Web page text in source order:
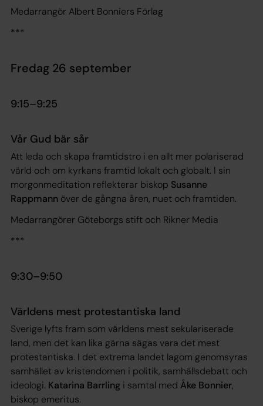
Medarrangör Albert Bonniers Förlag
***
Fredag 26 september
9:15–9:25
Vår Gud bär sår
Att leda och skapa framtidstro i en allt mer polariserad
värld och om kyrkans framtid lokalt och globalt. I sin
morgonmeditation reflekterar biskop Susanne
Rappmann över de gångna åren, nuet och framtiden.
Medarrangörer Göteborgs stift och Rikner Media
***
9:30–9:50
Världens mest protestantiska land
Sverige lyfts fram som världens mest sekulariserade
land, men det kan lika gärna sägas vara det mest
protestantiska. I det extrema landet lagom genomsyras
samhället av kristendomen i politik, samhällsdebatt och
ideologi. Katarina Barrling i samtal med Åke Bonnier,
biskop emeritus.